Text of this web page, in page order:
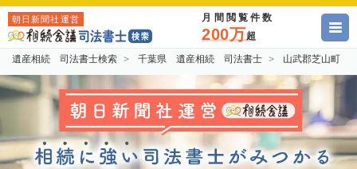
朝日新聞社運営 月間閲覧件数
200万超
遺産相続 司法書士検索 千葉県 遺産相続 司法書士 山武郡芝山町